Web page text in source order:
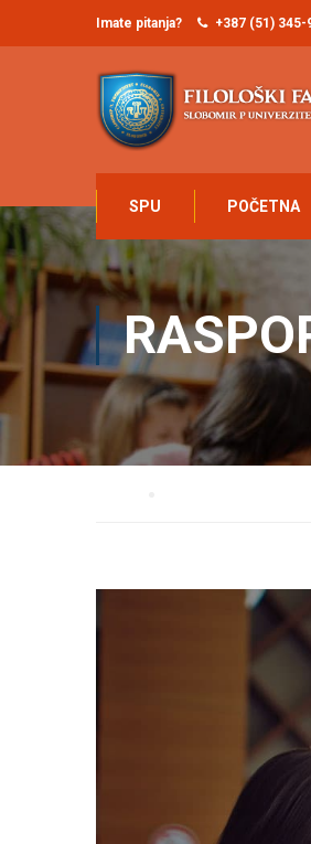
Imate pitanja? +387 (51) 345-
SPU POČETNA